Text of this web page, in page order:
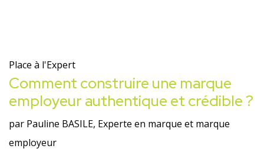
Place à l'Expert
Comment construire une marque
employeur authentique et crédible ?
par Pauline BASILE, Experte en marque et marque
employeur